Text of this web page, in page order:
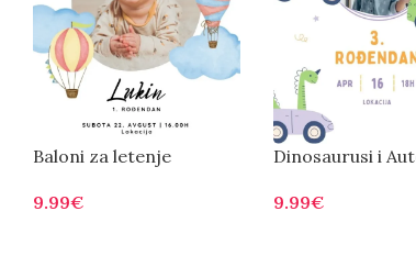
Baloni za letenje
9.99€
Dinosaurusi i
9.99€